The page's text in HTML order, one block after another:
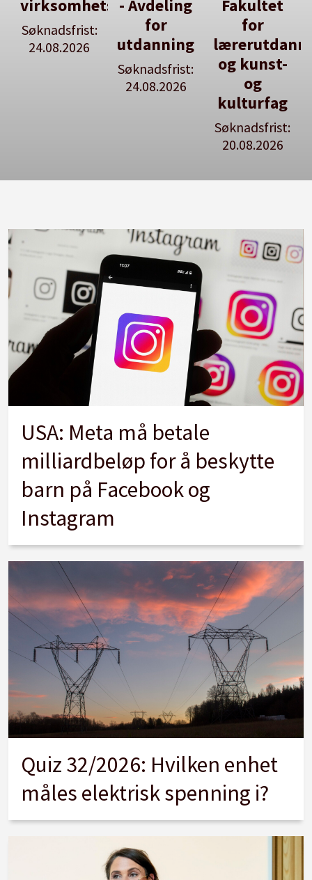
- Avdeling
for
utdanning
Fakultet
for
lærerutdanning
og kunst-
og
du utlyse
en ledig
stilling
Se våre
stillingspakker
USA: Meta må betale
milliardbeløp for å beskytte
barn på Facebook og
Instagram
Quiz 32/2026: Hvilken enhet
måles elektrisk spenning i?